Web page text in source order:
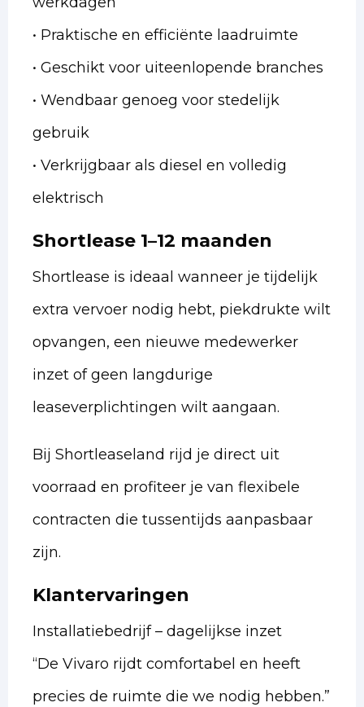
• Praktische en efficiënte laadruimte
• Geschikt voor uiteenlopende branches
• Wendbaar genoeg voor stedelijk
gebruik
• Verkrijgbaar als diesel en volledig
elektrisch
Shortlease 1–12 maanden
Shortlease is ideaal wanneer je tijdelijk
extra vervoer nodig hebt, piekdrukte wilt
opvangen, een nieuwe medewerker
inzet of geen langdurige
leaseverplichtingen wilt aangaan.
Bij Shortleaseland rijd je direct uit
voorraad en profiteer je van flexibele
contracten die tussentijds aanpasbaar
zijn.
Klantervaringen
Installatiebedrijf – dagelijkse inzet
“De Vivaro rijdt comfortabel en heeft
precies de ruimte die we nodig hebben.”